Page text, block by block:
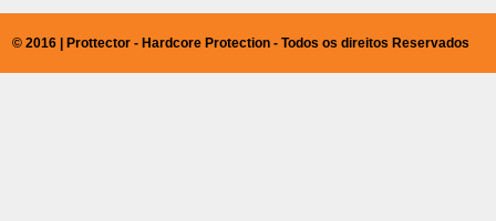
© 2016 | Prottector - Hardcore Protection - Todos os direitos Reservados